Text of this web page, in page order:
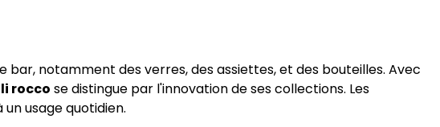
notamment des verres, des assiettes, et des bouteilles. Avec
rocco se distingue par l'innovation de ses collections. Les
usage quotidien.